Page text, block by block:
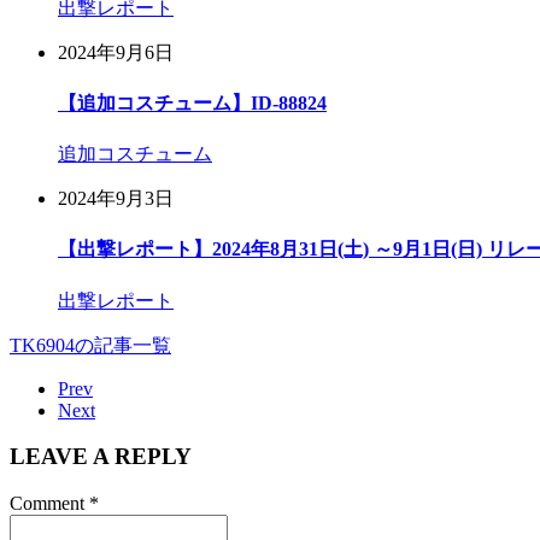
出撃レポート
2024年9月6日
【追加コスチューム】ID-88824
追加コスチューム
2024年9月3日
【出撃レポート】2024年8月31日(土) ～9月1日(日) リ
出撃レポート
TK6904の記事一覧
Prev
Next
LEAVE A REPLY
Comment *